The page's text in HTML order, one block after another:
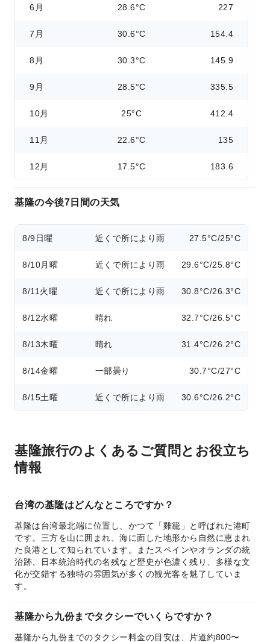
6月 28.6°C 227
7月 30.6°C 154.4
8月 30.3°C 145.9
9月 28.5°C 335.5
10月 25°C 412.4
11月 22.6°C 135
12月 17.5°C 183.6
基隆の今後7日間の天気
8/9日曜 近くで所により雨 27.5°C/25°C
8/10月曜 近くで所により雨 29.6°C/25.8°C
8/11 火曜 近くで所により雨 30.8°C/26.3°C
8/12水曜 晴れ 32.7°C/26.5°C
8/13木曜 晴れ 31.4°C/26.2°C
8/14金曜 一部曇り 30.7°C/27°C
8/15土曜 近くで所により雨 30.6°C/26.2°C
基隆旅行のよくあるご質問とお役立ち
情報
台湾の基隆はどんなところですか？
基隆は台湾最北端に位置し、かつて「雞籠」と呼ばれた港町
です。三方を山に囲まれ、海に面した地形から自然に恵まれ
た良港として知られています。またスペインやオランダの統
治跡、日本統治時代の名残など歴史が色濃く残り、多様な文
化が交錯する独特の雰囲気が多くの観光客を魅了していま
す。
基隆から九份までタクシーでいくらですか？
基隆から九份までのタクシー料金の目安は、片道約800〜